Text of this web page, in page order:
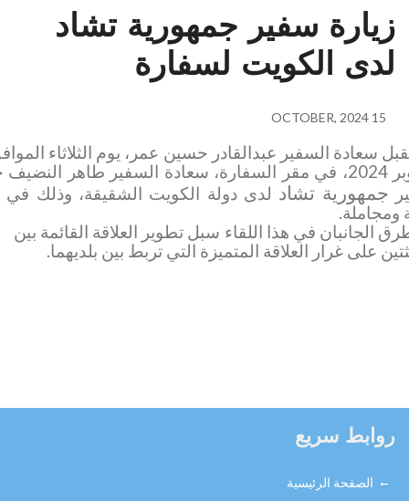
سفير جمهورية تشاد
الكويت لسفارة
إستقبل سعادة السفير عبدالقادر حسين عمر، يوم الثلاثاء الموافق 15
أكتوبر 2024، في مقر السفارة، سعادة السفير طاهر النضيف خاطر
تشاد لدى دولة الكويت الشقيقة، وذلك في زيارة
في هذا اللقاء سبل تطوير العلاقة القائمة بين
غرار العلاقة المتميزة التي تربط بين بلديهما.
سريع
الصفحة الرئيسية